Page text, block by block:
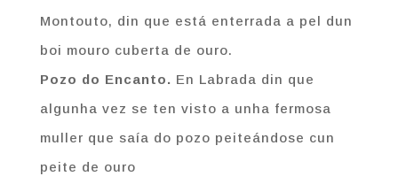
Montouto, din que está enterrada a pel dun
boi mouro cuberta de ouro.
Pozo do Encanto. En Labrada din que
algunha vez se ten visto a unha fermosa
muller que saía do pozo peiteándose cun
peite de ouro